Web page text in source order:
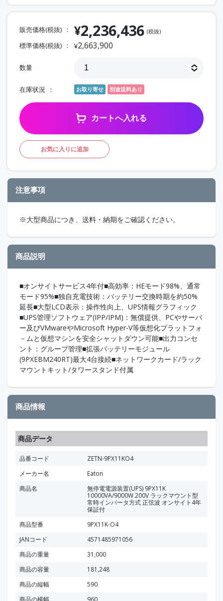
販売価格(税抜) ¥2,236,436 (税抜)
標準価格(税抜) ¥2,663,900
数量
在庫状況 お取り寄せ 別途送料あり
カートへ入れる
お気に入りに追加
注意事項
※大型商品につき、送料・納期をご確認ください。
商品説明
■オンサイトサービス4年付■高効率：HEモード98%、通常
モード95%■独自充電技術：バッテリー交換時期を約50%
延長■大型LCD表示：操作性向上、UPS情報グラフィック
■UPS管理ソフトウェア(IPP/IPM)：無償提供、PCやサーバ
ー及びVMwareやMicrosoft Hyper-V等仮想化プラットフォ
－ムと仮想マシンを安全シャットダウン可能■出力コンセ
ント：グループ管理■拡張バッテリーモジュール
(9PXEBM240RT)最大4台接続■ネットワークカード/ラック
マウントキット/タワースタンド付属
商品情報
商品データ
品番コード
ZETN-9PX11KO4
メーカー名
Eaton
商品名
無停電電源装置(UPS) 9PX11K
10000VA/9000W 200V ラックマウント型
常時インバータ方式 正弦波 オンサイト4年
保証付
商品型番
9PX11K-O4
JANコード
4571485971056
商品の重量
31,000
商品の容量
181,248
商品の縦幅
590
商品の横幅
960